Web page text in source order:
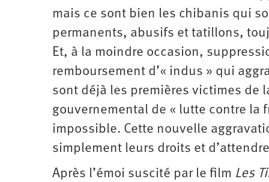
mais ce sont bien les chibanis qui
permanents, abusifs et tatillons,
Et, à la moindre occasion,
remboursement d’« indus » qui
sont déjà les premières victimes de
gouvernemental de « lutte contre la
impossible. Cette nouvelle
simplement leurs droits et
Après l’émoi suscité par le film Les